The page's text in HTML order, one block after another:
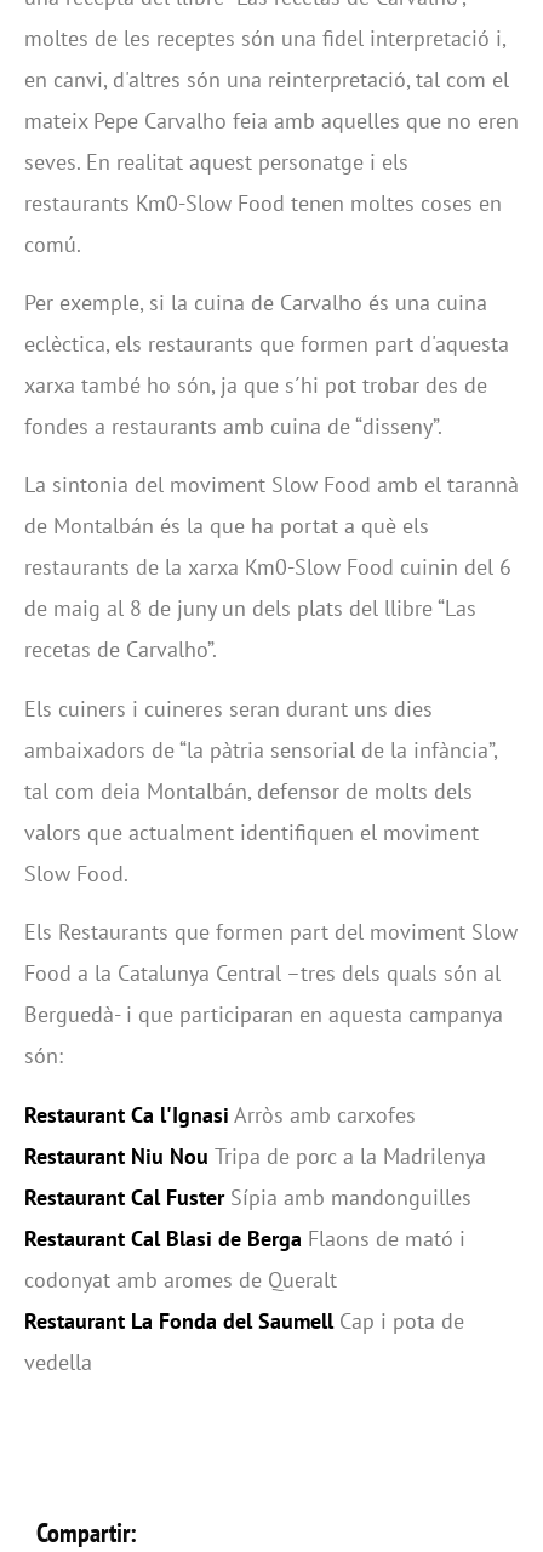
moltes de les receptes són una fidel interpretació i,
en canvi, d'altres són una reinterpretació, tal com el
mateix Pepe Carvalho feia amb aquelles que no eren
seves. En realitat aquest personatge i els
restaurants Km0-Slow Food tenen moltes coses en
comú.
Per exemple, si la cuina de Carvalho és una cuina
eclèctica, els restaurants que formen part d'aquesta
xarxa també ho són, ja que s´hi pot trobar des de
fondes a restaurants amb cuina de “disseny”.
La sintonia del moviment Slow Food amb el tarannà
de Montalbán és la que ha portat a què els
restaurants de la xarxa Km0-Slow Food cuinin del 6
de maig al 8 de juny un dels plats del llibre “Las
recetas de Carvalho”.
Els cuiners i cuineres seran durant uns dies
ambaixadors de “la pàtria sensorial de la infància”,
tal com deia Montalbán, defensor de molts dels
valors que actualment identifiquen el moviment
Slow Food.
Els Restaurants que formen part del moviment Slow
Food a la Catalunya Central –tres dels quals són al
Berguedà- i que participaran en aquesta campanya
són:
Restaurant Ca l'Ignasi Arròs amb carxofes
Restaurant Niu Nou Tripa de porc a la Madrilenya
Restaurant Cal FusterSípia amb mandonguilles
Restaurant Cal Blasi de Berga Flaons de mató i
codonyat amb aromes de Queralt
Restaurant La Fonda del SaumellCap i pota de
vedella
Compartir: